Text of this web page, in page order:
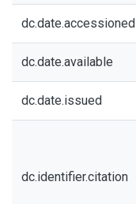
dc.date.accessioned
dc.date.available
dc.date.issued
dc.identifier.citation